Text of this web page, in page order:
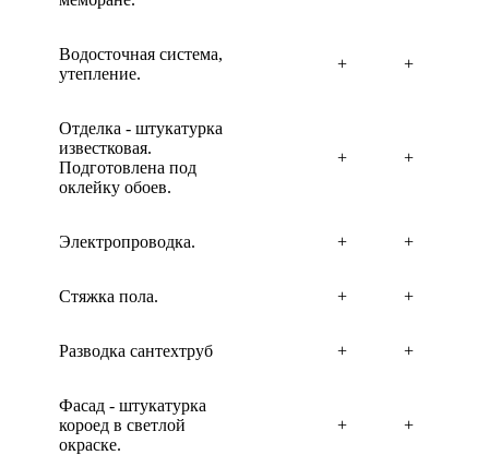
Водосточная система,
утепление.
+ +
Отделка - штукатурка
известковая.
Подготовлена под
оклейку обоев.
+ +
Электропроводка. + +
Стяжка пола. + +
Разводка сантехтруб + +
Фасад - штукатурка
короед в светлой
окраске.
+ +